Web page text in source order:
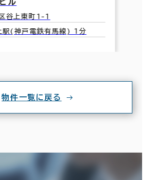
ル
谷上東町1-1
駅(神戸電鉄有馬線) 1分
物件一覧に戻る